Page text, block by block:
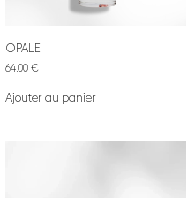
OPALE
64,00 €
Ajouter au panier